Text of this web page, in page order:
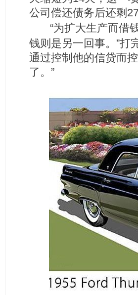
公司偿还债务后还剩
“为扩大生产而借
钱则是另一回事。”打
通过控制他的信贷而
了。”